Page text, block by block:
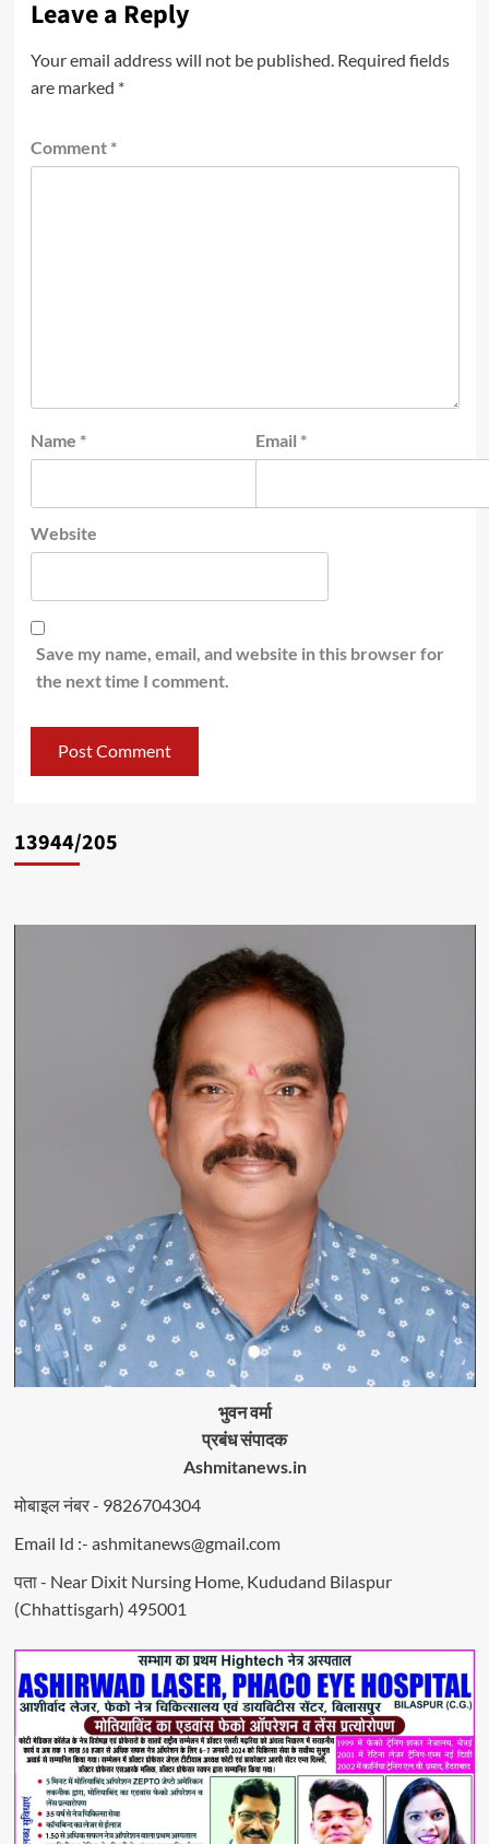
Leave a Reply
Your email address will not be published. Required fields
are marked *
Comment *
Name * Email *
Website
Save my name, email, and website in this browser for
the next time I comment.
13944/205
भुवन वर्मा
प्रबंध संपादक
Ashmitanews.in
मोबाइल नंबर - 9826704304
Email Id :- ashmitanews@gmail.com
पता - Near Dixit Nursing Home, Kududand Bilaspur
(Chhattisgarh) 495001